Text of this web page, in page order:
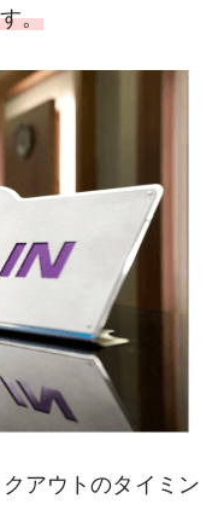
。
アウトのタイミン